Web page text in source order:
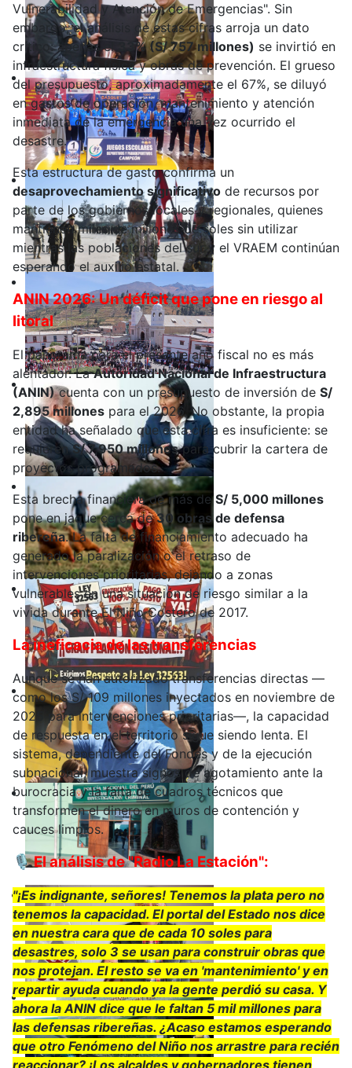
Vulnerabilidad y Atención de Emergencias". Sin
embargo, el análisis de estas cifras arroja un dato
crítico: apenas el
33% (S/ 757 millones) se invirtió en
infraestructura física y obras de prevención. El grueso
del presupuesto, aproximadamente el 67%, se diluyó
en gastos de operación, mantenimiento y atención
inmediata de la emergencia una vez ocurrido el
desastre.
Esta estructura de gasto confirma un
desaprovechamiento significativo de recursos por
parte de los gobiernos locales y regionales, quienes
mantienen miles de millones de soles sin utilizar
mientras las poblaciones del sur y el VRAEM continúan
esperando el auxilio estatal.
ANIN 2026: Un déficit que pone en riesgo al
litoral
El panorama para el presente año fiscal no es más
alentador. LaAutoridad Nacional de Infraestructura
(ANIN)cuenta con un presupuesto de inversión de S/
2,895 millones para el 2026. No obstante, la propia
entidad ha señalado que esta cifra es insuficiente: se
requierenS/ 7,950 millonespara cubrir la cartera de
proyectos programados.
Esta brecha financiera de más deS/ 5,000 millones
pone en jaque cerca de30 obras de defensa
ribereña. La falta de financiamiento adecuado ha
generado la paralización o el retraso de
intervenciones prioritarias, dejando a zonas
vulnerables en una situación de riesgo similar a la
vivida durante El Niño Costero de 2017.
La ineficacia de las transferencias
Aunque se han autorizado transferencias directas —
como los S/ 109 millones inyectados en noviembre de
2025 para intervenciones prioritarias—, la capacidad
de respuesta en el territorio sigue siendo lenta. El
sistema, dependiente del Fondes y de la ejecución
subnacional, muestra signos de agotamiento ante la
burocracia y la falta de cuadros técnicos que
transformen el dinero en muros de contención y
cauces limpios.
🎙️ El análisis de "Radio La Estación":
"¡Es indignante, señores! Tenemos la plata pero no
tenemos la capacidad. El portal del Estado nos dice
en nuestra cara que de cada 10 soles para
desastres, solo 3 se usan para construir obras que
nos protejan. El resto se va en 'mantenimiento' y en
repartir ayuda cuando ya la gente perdió su casa. Y
ahora la ANIN dice que le faltan 5 mil millones para
las defensas ribereñas. ¿Acaso estamos esperando
que otro Fenómeno del Niño nos arrastre para recién